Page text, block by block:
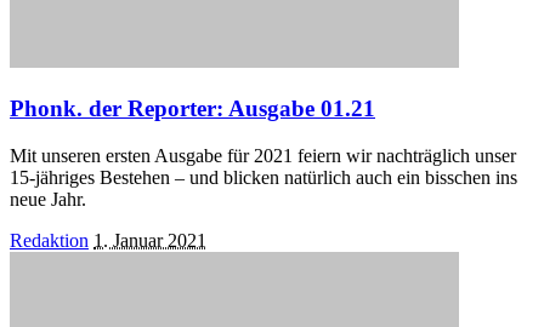
Phonk. der Reporter: Ausgabe 01.21
Mit unseren ersten Ausgabe für 2021 feiern wir nachträglich unser
15-jähriges Bestehen – und blicken natürlich auch ein bisschen ins
neue Jahr.
Posted
Redaktion 1. Januar 2021